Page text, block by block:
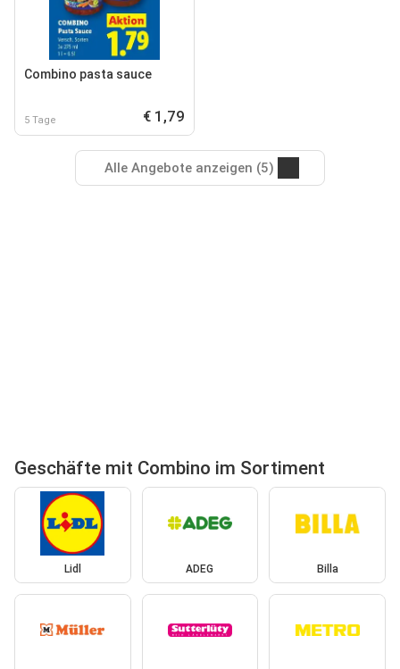
Combino pasta sauce
5 Tage € 1,79
Alle Angebote anzeigen (5)
Geschäfte mit Combino im Sortiment
Lidl ADEG Billa